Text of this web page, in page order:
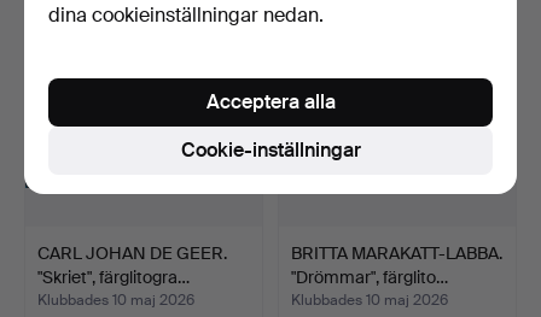
CARL JOHAN DE GEER.
"Skriet", färglitogra…
Klubbades 10 maj 2026
BRITTA MARAKATT-LABBA.
"Drömmar", färglito…
Klubbades 10 maj 2026
dina cookieinställningar nedan.
Cookie-inställningar
Acceptera alla